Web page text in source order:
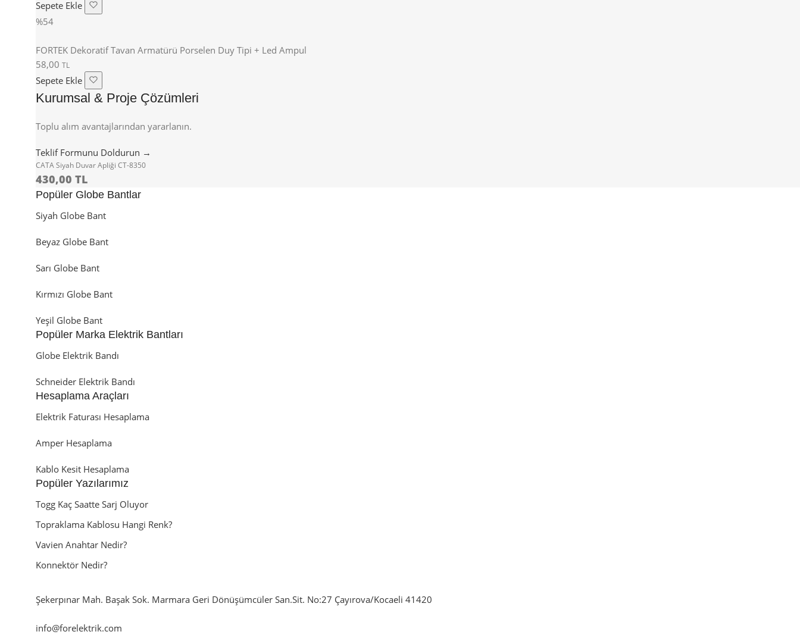
Sepete Ekle
%54
FORTEK Dekoratif Tavan Armatürü Porselen Duy Tipi + Led Ampul
58,00 TL
Sepete Ekle
Kurumsal & Proje Çözümleri
Toplu alım avantajlarından yararlanın.
Teklif Formunu Doldurun →
CATA Siyah Duvar Apliği CT-8350
430,00 TL
Popüler Globe Bantlar
Siyah Globe Bant
Beyaz Globe Bant
Sarı Globe Bant
Kırmızı Globe Bant
Yeşil Globe Bant
Popüler Marka Elektrik Bantları
Globe Elektrik Bandı
Schneider Elektrik Bandı
Hesaplama Araçları
Elektrik Faturası Hesaplama
Amper Hesaplama
Kablo Kesit Hesaplama
Popüler Yazılarımız
Togg Kaç Saatte Sarj Oluyor
Topraklama Kablosu Hangi Renk?
Vavien Anahtar Nedir?
Konnektör Nedir?
Şekerpınar Mah. Başak Sok. Marmara Geri Dönüşümcüler San.Sit. No:27 Çayırova/Kocaeli 41420
info@forelektrik.com